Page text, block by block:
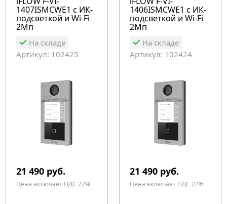
1407ISMCWE1 с ИК-
подсветкой и Wi-Fi
2Мп
На складе
Артикул: 102425
21 490 руб.
Цена включает НДС 22%
1406ISMCWE1 с ИК-
подсветкой и Wi-Fi
2Мп
На складе
Артикул: 102424
21 490 руб.
Цена включает НДС 22%